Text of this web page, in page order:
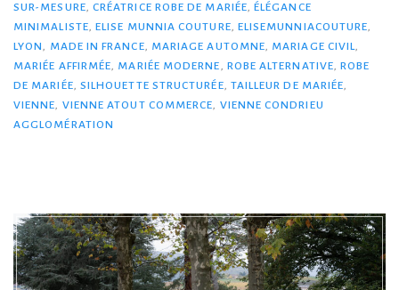
SUR-MESURE CRÉATRICE ROBE DE MARIÉE ,ÉLÉGANCE
MINIMALISTE ,ELISE MUNNIA COUTURE ELISEMUNNIACOUTURE
LYON
MADE IN FRANCE MARIAGE AUTOMNE MARIAGE CIVIL
MARIÉE AFFIRMÉE
MARIÉE MODERNE ROBE ALTERNATIVE ,ROBE
DE MARIÉE SILHOUETTE STRUCTURÉE TAILLEUR DE MARIÉE
VIENNE
VIENNE ATOUT COMMERCE
VIENNE CONDRIEU
AGGLOMÉRATION